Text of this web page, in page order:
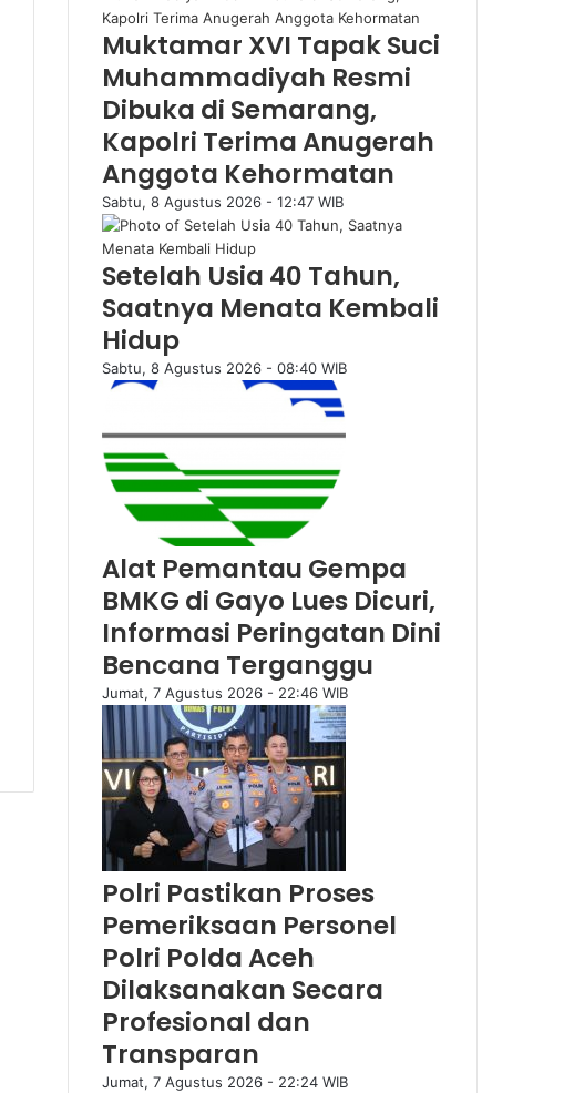
Muktamar XVI Tapak Suci
Muhammadiyah Resmi
Dibuka di Semarang,
Kapolri Terima Anugerah
Anggota Kehormatan
Sabtu, 8 Agustus 2026 - 12:47 WIB
Setelah Usia 40 Tahun,
Saatnya Menata Kembali
Hidup
Sabtu, 8 Agustus 2026 - 08:40 WIB
Alat Pemantau Gempa
BMKG di Gayo Lues Dicuri,
Informasi Peringatan Dini
Bencana Terganggu
Jumat, 7 Agustus 2026 - 22:46 WIB
Polri Pastikan Proses
Pemeriksaan Personel
Polri Polda Aceh
Dilaksanakan Secara
Profesional dan
Transparan
Jumat, 7 Agustus 2026 - 22:24 WIB